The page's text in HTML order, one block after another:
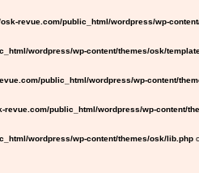
revue.com/public_html/wordpress/wp-
wordpress/wp-content/themes/osk/
public_html/wordpress/wp-content/
revue.com/public_html/wordpress/wp-content/
wordpress/wp-content/themes/osk/lib.php